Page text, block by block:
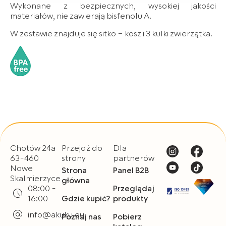
prywatności.
Jeżeli wyrażają Państwo zgodę na przetwarzanie
Państwa danych w powyższych celach, prosimy poniżej
o wybór opcji „Wyrażam zgodę”. Jeżeli nie wyrażają
Państwo zgody na wykorzystanie Państwa danych w
Mogą Państwo także w każdym czasie cofnąć wyrażoną
korzystają Państwo do przeglądania serwisu.
Wykonane z bezpiecznych, wysokiej jakości
materiałów, nie zawierają bisfenolu A.
W zestawie znajduje się sitko – kosz i 3 kulki zwierzątka.
Chotów 24a
63-460
Nowe
Skalmierzyce
08:00 -
16:00
info@akuku.eu
Przejdź do
strony
Strona
główna
Gdzie kupić?
Poznaj nas
Dla
partnerów
Panel B2B
Przeglądaj
produkty
Pobierz